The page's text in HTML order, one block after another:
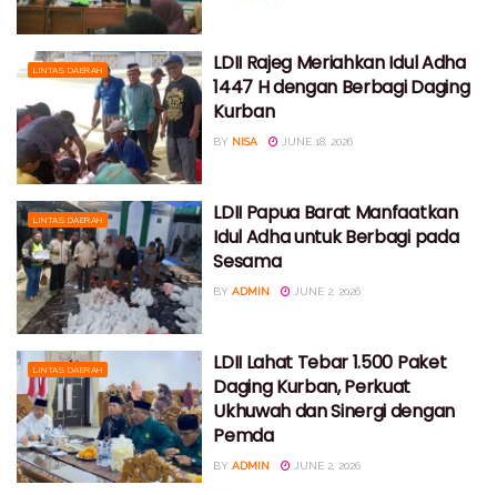
LINTAS DAERAH
LDII Rajeg Meriahkan Idul Adha
1447 H dengan Berbagi Daging
Kurban
BY NISA JUNE 18, 2026
LINTAS DAERAH
LDII Papua Barat Manfaatkan
Idul Adha untuk Berbagi pada
Sesama
BY ADMIN JUNE 2, 2026
LINTAS DAERAH
LDII Lahat Tebar 1.500 Paket
Daging Kurban, Perkuat
Ukhuwah dan Sinergi dengan
Pemda
BY ADMIN JUNE 2, 2026